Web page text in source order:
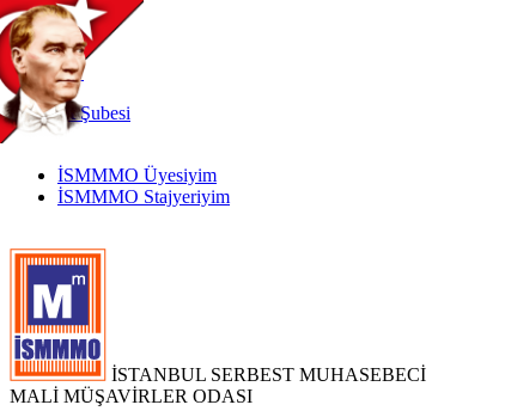
TR
|
EN
İnternetŞubesi
İSMMMO Üyesiyim
İSMMMO Stajyeriyim
İSTANBUL SERBEST MUHASEBECİ
MALİ MÜŞAVİRLER ODASI